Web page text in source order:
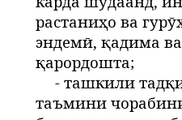
растаниҳо ва
эндемӣ, қадима
қарордошта;
- ташкили
таъмини